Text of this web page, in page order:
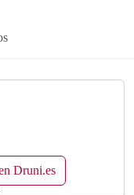
Druni.es